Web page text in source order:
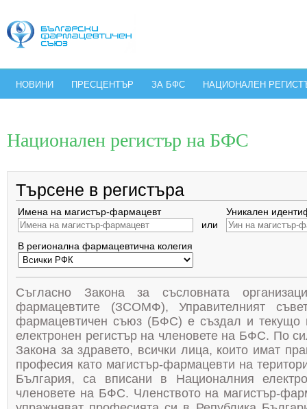
НОВИНИ ПРЕСЦЕНТЪР ЗА БФС НАЦИОНАЛЕН
Национален регистър на БФС
Търсене в регистъра
Имена на магистър-фармацевт
или
Уникален
В регионална фармацевтична колегия
Съгласно Закона за съсловната
фармацевтите (ЗСОМФ), Управителният
фармацевтичен съюз (БФС) е създал и текущо
електронен регистър на членовете на БФС. По
Закона за здравето, всички лица, които имат
професия като магистър-фармацевти на
България, са вписани в Националния
членовете на БФС. Членството на магистър-